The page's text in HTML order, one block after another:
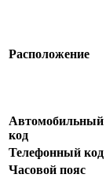
Расположение
Автомобильный
код
Телефонный код
Часовой пояс